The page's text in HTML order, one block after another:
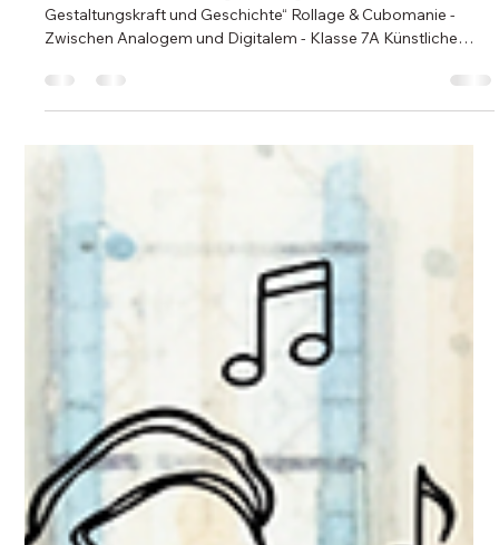
blog820
Ein projekteuropa-Kreativwettbewerb
des BMB unter dem Motto
„connect.create.care – Kunst, KI und
Schule zwischen Pixel, Pinsel und
Poesie“- 7A Klasse, 80-Jahr-Jubiläum
BG Tanzenberg